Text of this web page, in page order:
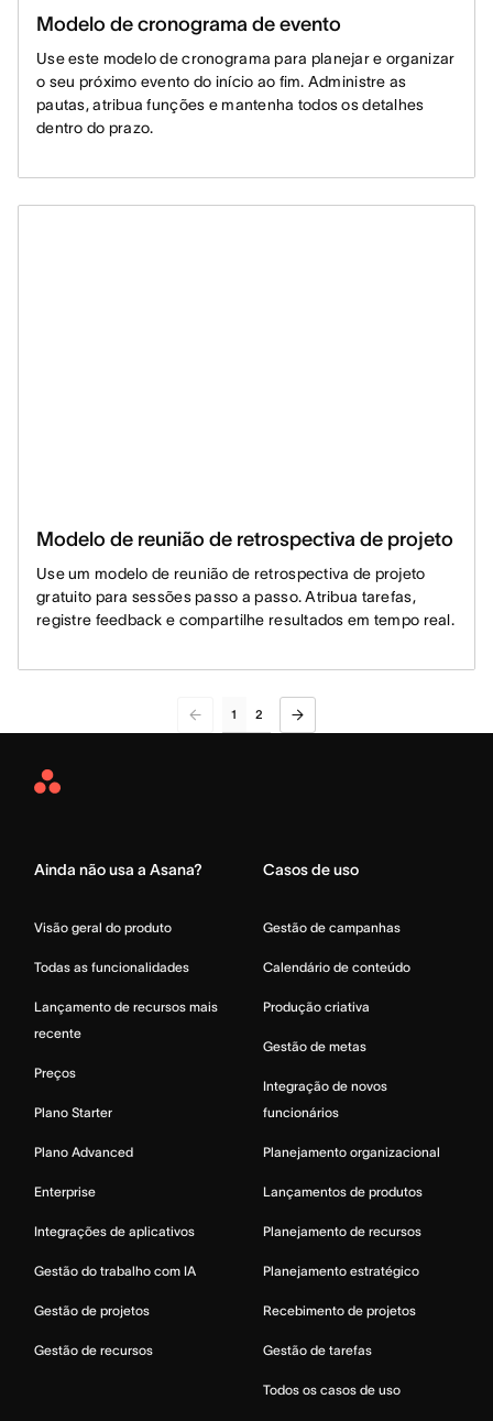
Modelo de cronograma de evento
Use este modelo de cronograma para planejar e organizar
o seu próximo evento do início ao fim. Administre as
pautas, atribua funções e mantenha todos os detalhes
dentro do prazo.
Modelo de reunião de retrospectiva de projeto
Use um modelo de reunião de retrospectiva de projeto
gratuito para sessões passo a passo. Atribua tarefas,
registre feedback e compartilhe resultados em tempo real.
1 2
Asana
Ainda não usa a Asana?
Visão geral do produto
Todas as funcionalidades
Lançamento de recursos mais
recente
Preços
Plano Starter
Plano Advanced
Enterprise
Integrações de aplicativos
Gestão do trabalho com IA
Gestão de projetos
Gestão de recursos
Casos de uso
Gestão de campanhas
Calendário de conteúdo
Produção criativa
Gestão de metas
Integração de novos
funcionários
Planejamento organizacional
Lançamentos de produtos
Planejamento de recursos
Planejamento estratégico
Recebimento de projetos
Gestão de tarefas
Todos os casos de uso